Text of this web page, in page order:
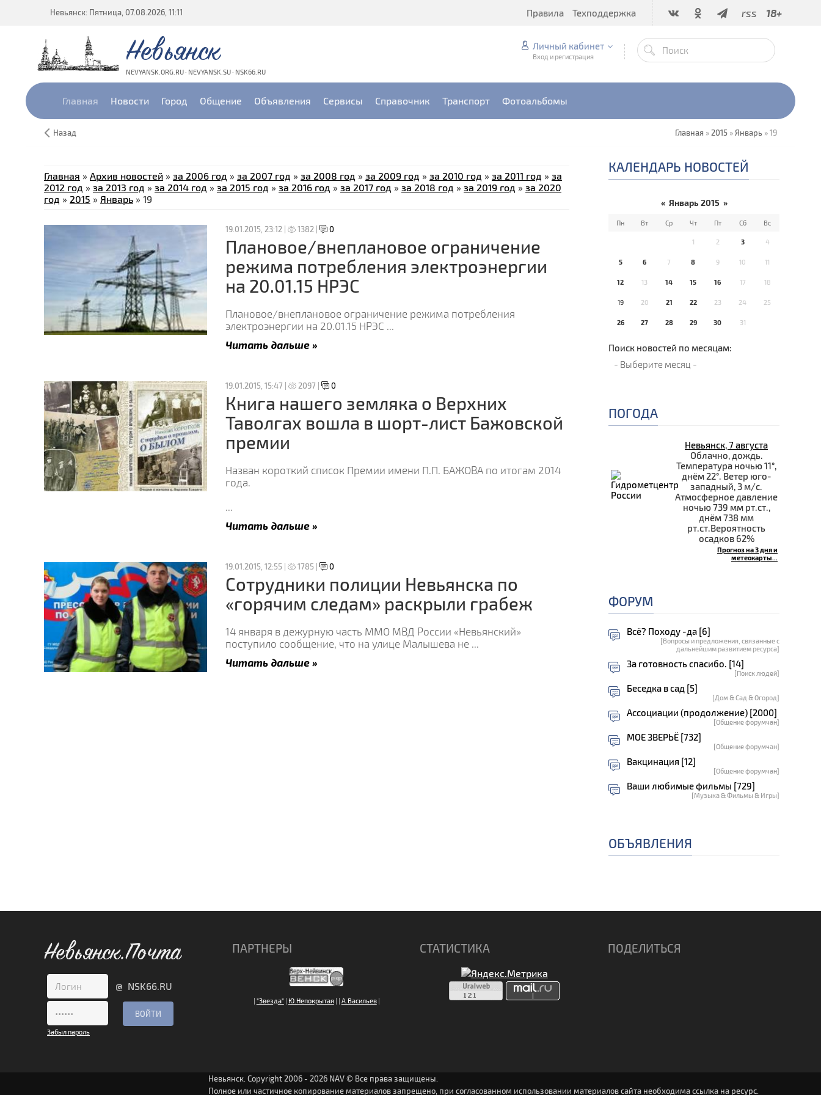
Невьянск: Пятница, 07.08.2026, 11:11 rss 18+
Правила Техподдержка
Невьянск
NEVYANSK.ORG.RU · NEVYANSK.SU · NSK66.RU
Личный кабинет
Вход и регистрация
Главная Новости Город Общение Объявления Сервисы Справочник Транспорт Фотоальбомы
Назад Главная » 2015 » Январь »19
Главная » Архив новостей » за 2006 год » за 2007 год » за 2008 год » за 2009 год » за 2010 год » за 2011 год » за
2012 год » за 2013 год » за 2014 год » за 2015 год » за 2016 год » за 2017 год » за 2018 год » за 2019 год » за 2020
год » 2015 » Январь » 19
19.01.2015, 23:12 | 1382 | 0
Плановое/внеплановое ограничение
режима потребления электроэнергии
на 20.01.15 НРЭС
Плановое/внеплановое ограничение режима потребления
электроэнергии на 20.01.15 НРЭС ...
Читать дальше »
19.01.2015, 15:47 | 2097 | 0
Книга нашего земляка о Верхних
Таволгах вошла в шорт-лист Бажовской
премии
Назван короткий список Премии имени П.П. БАЖОВА по итогам 2014
года.
...
Читать дальше »
19.01.2015, 12:55 | 1785 | 0
Сотрудники полиции Невьянска по
«горячим следам» раскрыли грабеж
14 января в дежурную часть ММО МВД России «Невьянский»
поступило сообщение, что на улице Малышева не ...
Читать дальше »
КАЛЕНДАРЬ НОВОСТЕЙ
« Январь 2015 »
Пн Вт Ср Чт Пт Сб Вс
1 2 3 4
5 6 7 8 9 10 11
12 13 14 15 16 17 18
19 20 21 22 23 24 25
26 27 28 29 30 31
Поиск новостей по месяцам:
ПОГОДА
Невьянск, 7 августа
Облачно, дождь.
Температура ночью 11°,
днём 22°. Ветер юго-
западный, 3 м/с.
Атмосферное давление
ночью 739 мм рт.ст.,
днём 738 мм
рт.ст.Вероятность
осадков 62%
Прогноз на 3 дня и
метеокарты...
ФОРУМ
Всё? Походу -да [6]
[Вопросы и предложения, связанные с
дальнейшим развитием ресурса]
За готовность спасибо. [14]
[Поиск людей]
Беседка в сад [5]
[Дом & Сад & Огород]
Ассоциации (продолжение) [2000]
[Общение форумчан]
МОЕ ЗВЕРЬЁ [732]
[Общение форумчан]
Вакцинация [12]
[Общение форумчан]
Ваши любимые фильмы [729]
[Музыка & Фильмы & Игры]
ОБЪЯВЛЕНИЯ
Невьянск.Почта
@ NSK66.RU
Забыл пароль
ПАРТНЕРЫ
| "Звезда"| Ю.Непокрытая| | А.Васильев|
СТАТИСТИКА ПОДЕЛИТЬСЯ
Невьянск. Copyright 2006 - 2026 NAV © Все права защищены.
Полное или частичное копирование материалов запрещено, при согласованном использовании материалов сайта необходима ссылка на ресурс.